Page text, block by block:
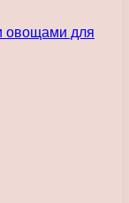
овощами для